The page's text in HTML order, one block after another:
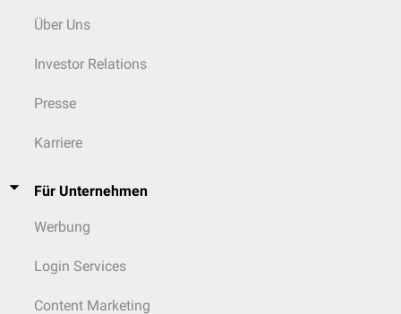
Über Uns
Investor Relations
Presse
Karriere
Für Unternehmen
Werbung
Login Services
Content Marketing